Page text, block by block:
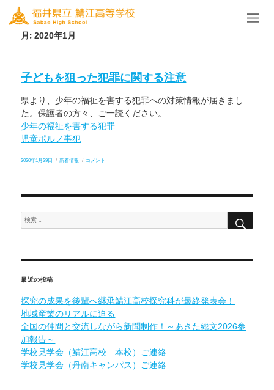
月:2020年1月
子どもを狙った犯罪に関する注意
県より、少年の福祉を害する犯罪への対策情報が届きまし
た。保護者の方々、ご一読ください。
少年の福祉を害する犯罪
児童ポルノ事犯
投
2020年1月29日
カ
新着情報
子
注
コメント
検
索:
検
最近の投稿
探究の成果を後輩へ継承鯖江高校探究科が最終発表会！
地域産業のリアルに迫る
全国の仲間と交流しながら新聞制作！～あきた総文2026参
加報告～
学校見学会（鯖江高校 本校）ご連絡
学校見学会（丹南キャンパス）ご連絡